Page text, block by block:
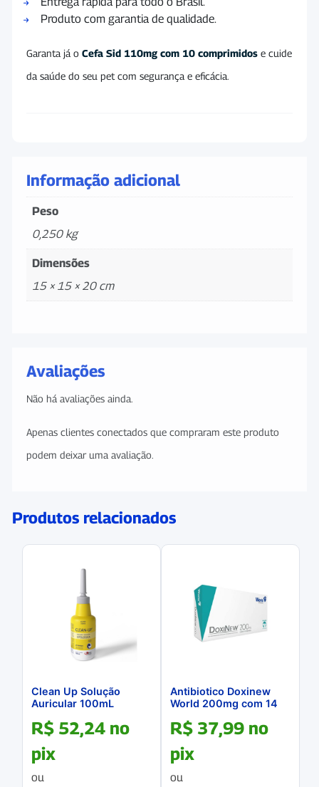
Produto com garantia de qualidade.
Garanta já o Cefa Sid 110mg com 10 comprimidos e cuide
da saúde do seu pet com segurança e eficácia.
Informação adicional
Peso
0,250 kg
Dimensões
15 × 15 × 20 cm
Avaliações
Não há avaliações ainda.
Apenas clientes conectados que compraram este produto
podem deixar uma avaliação.
Produtos relacionados
Clean Up Solução
Auricular 100mL
R$ 52,24 no
pix
ou
Antibiotico Doxinew
World 200mg com 14
R$ 37,99 no
pix
ou